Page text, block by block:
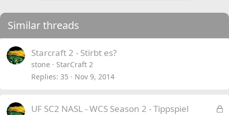
Similar threads
Starcraft 2 - Stirbt es?
stone
StarCraft 2
Replies 35 Nov 9, 2014
L
UF SC2 NASL - WCS Season 2 - Tippspiel